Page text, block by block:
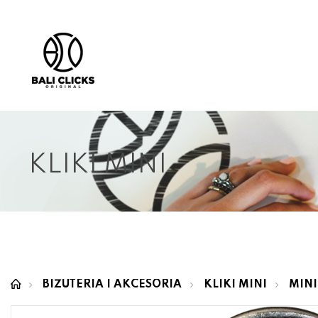
KLIKI MINI
BIŻUTERIA I AKCESORIA KLIKI MINI